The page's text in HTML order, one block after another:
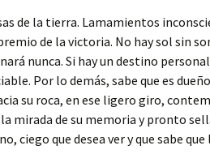
de la tierra. Lamamientos
de la victoria. No hay sol sin
nunca. Si hay un destino
Por lo demás, sabe que es dueño
su roca, en ese ligero giro,
mirada de su memoria y pronto
ciego que desea ver y que sabe que